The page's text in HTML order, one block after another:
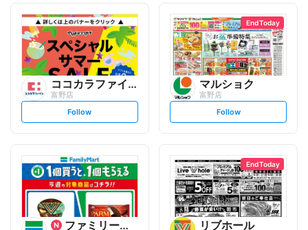
ココカラファイン
富野店
s
t
l
o
w
Follow
End Today
マルショク
富野店
s
t
o
w
Follow
ファミリーマート
End Today
リブホール